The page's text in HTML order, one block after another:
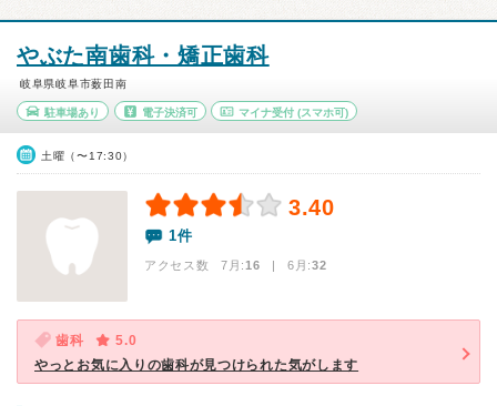
やぶた南歯科・矯正歯科
岐阜県岐阜市薮田南
駐車場あり 電子決済可 マイナ受付 (スマホ可)
土曜（〜17:30）
3.40
1件
アクセス数 7月:16 | 6月:32
歯科
5.0
やっとお気に入りの歯科が見つけられた気がします